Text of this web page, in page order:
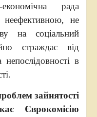
економічна рада
неефективною, не
на соціальний
страждає від
непослідовності в
зайнятості
Єврокомісію